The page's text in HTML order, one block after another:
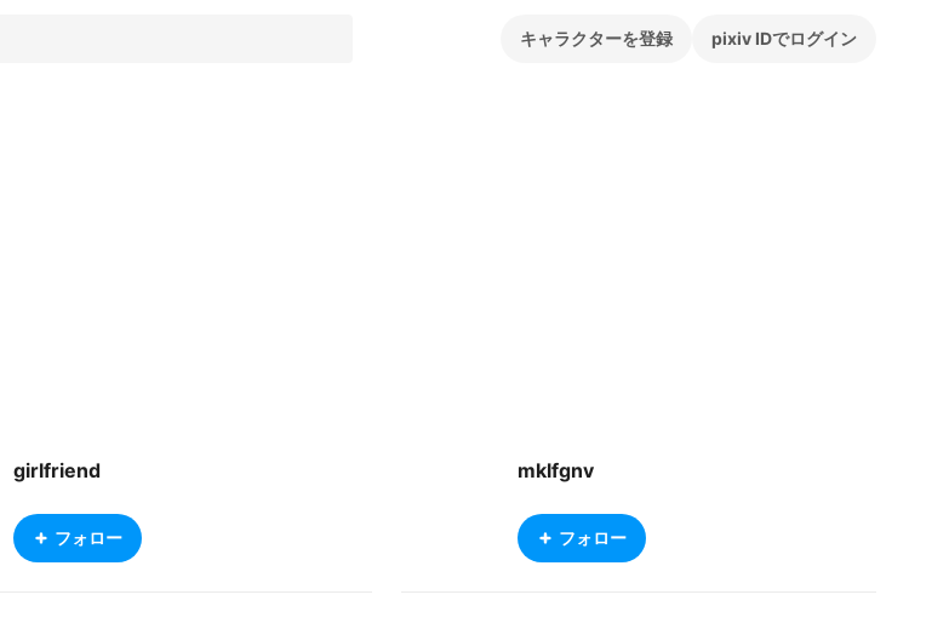
キャラクターを登録 pixiv IDでログイン
girlfriend
フォロー
mklfgnv
フォロー